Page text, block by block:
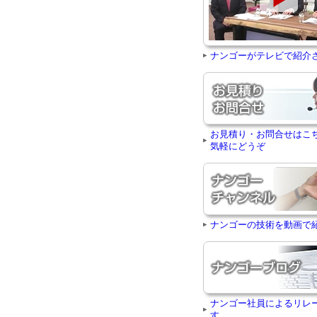
ナンゴーがテレビで紹介
お見積り・お問合せはこ
気軽にどうぞ
ナンゴーの技術を動画で
ナンゴー社員によるリレ